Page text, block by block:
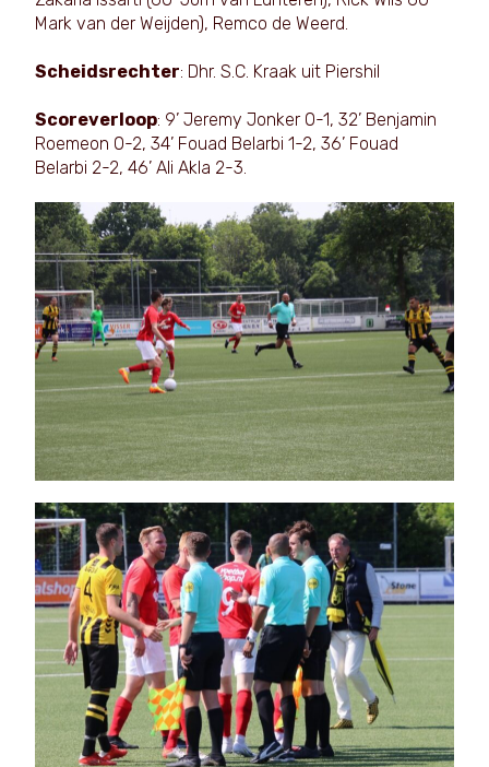
Mark van der Weijden), Remco de Weerd.
Scheidsrechter: Dhr. S.C. Kraak uit Piershil
Scoreverloop: 9’ Jeremy Jonker 0-1, 32’ Benjamin
Roemeon 0-2, 34’ Fouad Belarbi 1-2, 36’ Fouad
Belarbi 2-2, 46’ Ali Akla 2-3.